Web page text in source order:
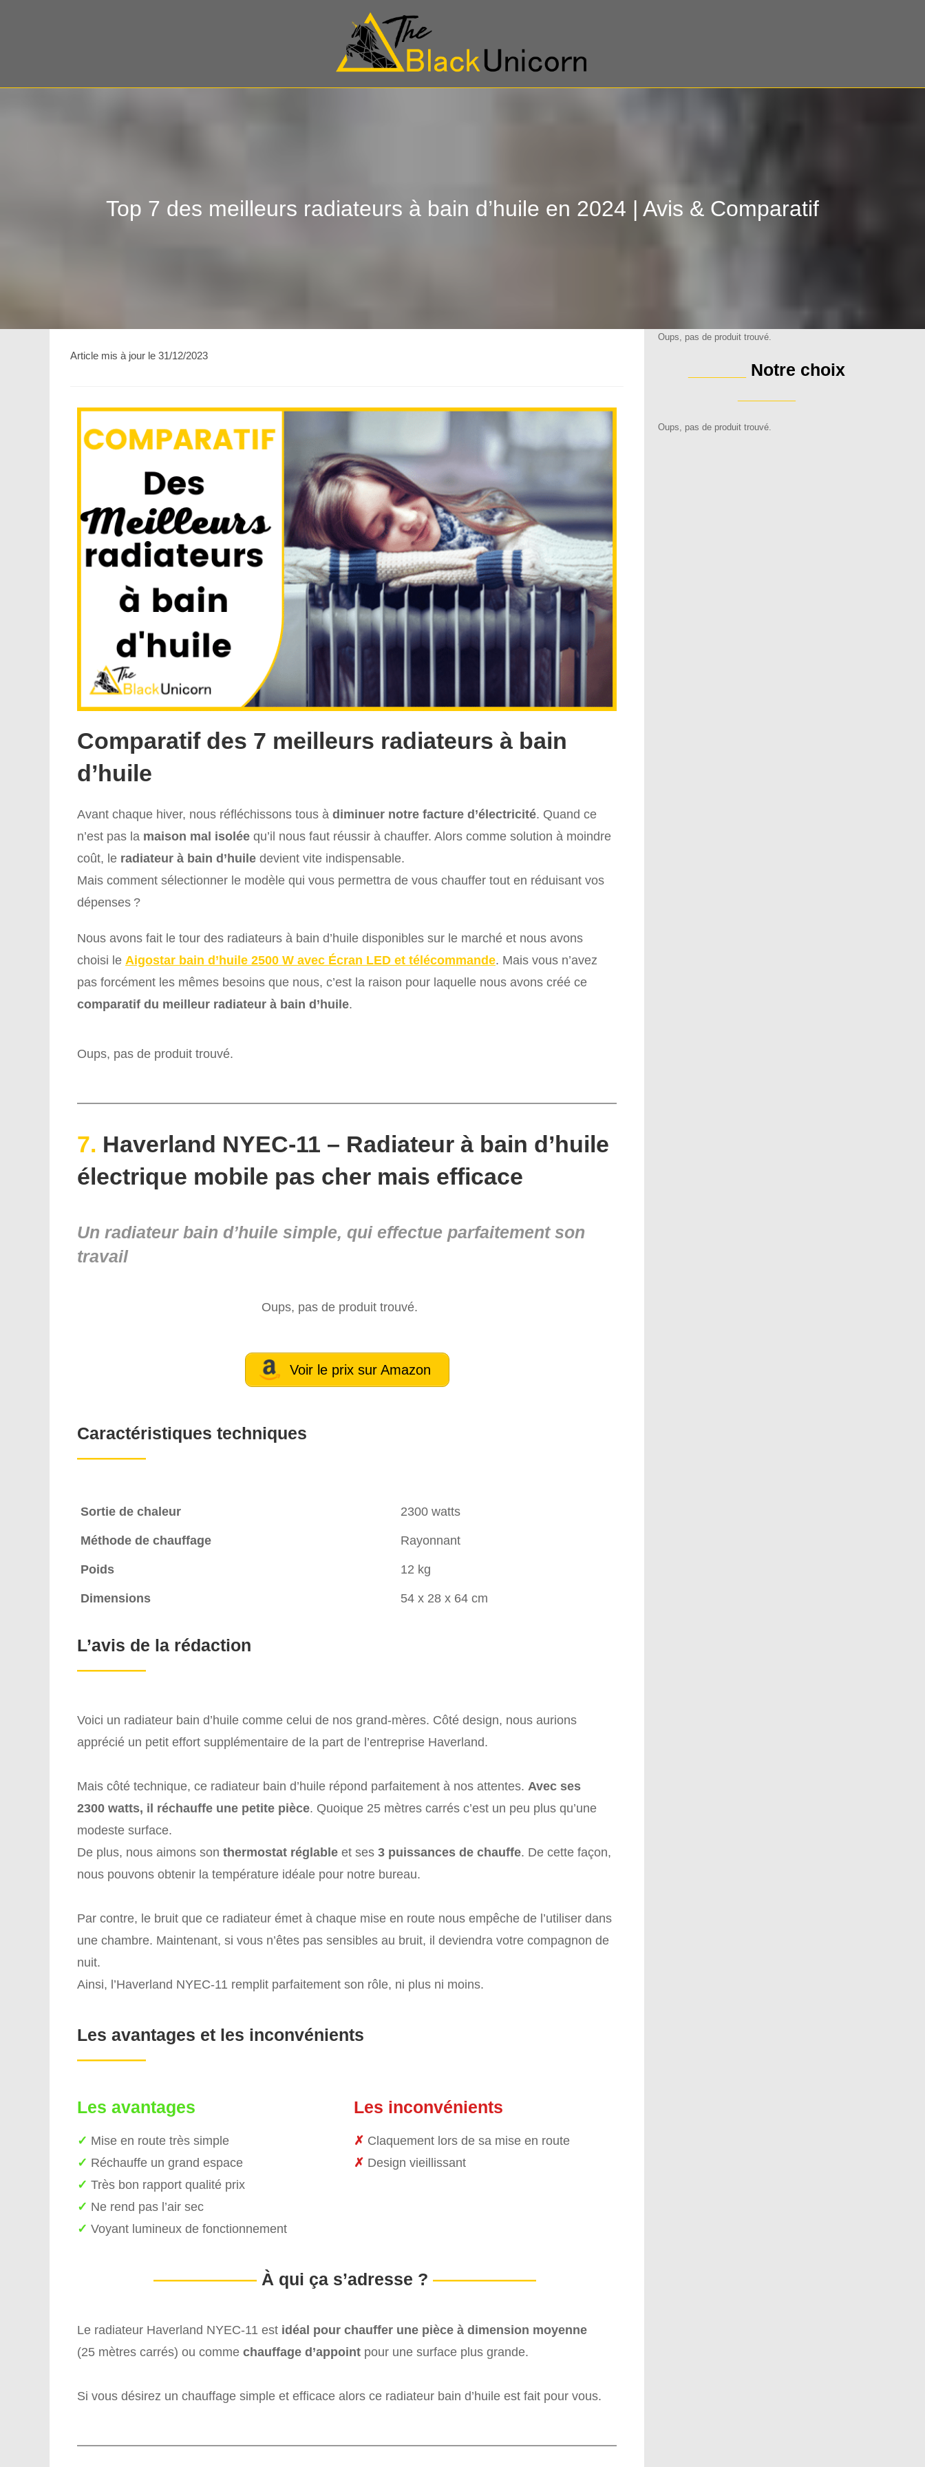
Top 7 des meilleurs radiateurs à bain d’huile en 2024 | Avis & Comparatif
Article mis à jour le 31/12/2023
Comparatif des 7 meilleurs radiateurs à bain
d’huile
Avant chaque hiver, nous réfléchissons tous à diminuer notre facture d’électricité. Quand ce
n’est pas la maison mal isolée qu’il nous faut réussir à chauffer. Alors comme solution à moindre
coût, le radiateur à bain d’huile devient vite indispensable.
Mais comment sélectionner le modèle qui vous permettra de vous chauffer tout en réduisant vos
dépenses ?
Nous avons fait le tour des radiateurs à bain d’huile disponibles sur le marché et nous avons
choisi le Aigostar bain d’huile 2500 W avec Écran LED et télécommande. Mais vous n’avez
pas forcément les mêmes besoins que nous, c’est la raison pour laquelle nous avons créé ce
comparatif du meilleur radiateur à bain d’huile.
Oups, pas de produit trouvé.
7. Haverland NYEC-11 – Radiateur à bain d’huile
électrique mobile pas cher mais efficace
Un radiateur bain d’huile simple, qui effectue parfaitement son
travail
Oups, pas de produit trouvé.
Voir le prix sur Amazon
Caractéristiques techniques
————
Sortie de chaleur 2300 watts
Méthode de chauffage Rayonnant
Poids 12 kg
Dimensions 54 x 28 x 64 cm
L’avis de la rédaction
————
Voici un radiateur bain d’huile comme celui de nos grand-mères. Côté design, nous aurions
apprécié un petit effort supplémentaire de la part de l’entreprise Haverland.
Mais côté technique, ce radiateur bain d’huile répond parfaitement à nos attentes. Avec ses
2300 watts, il réchauffe une petite pièce. Quoique 25 mètres carrés c’est un peu plus qu’une
modeste surface.
De plus, nous aimons son thermostat réglable et ses 3 puissances de chauffe. De cette façon,
nous pouvons obtenir la température idéale pour notre bureau.
Par contre, le bruit que ce radiateur émet à chaque mise en route nous empêche de l’utiliser dans
une chambre. Maintenant, si vous n’êtes pas sensibles au bruit, il deviendra votre compagnon de
nuit.
Ainsi, l’Haverland NYEC-11 remplit parfaitement son rôle, ni plus ni moins.
Les avantages et les inconvénients
————
Les avantages
✓ Mise en route très simple
✓ Réchauffe un grand espace
✓ Très bon rapport qualité prix
✓ Ne rend pas l’air sec
✓ Voyant lumineux de fonctionnement
Les inconvénients
✗ Claquement lors de sa mise en route
✗ Design vieillissant
——————À qui ça s’adresse ? ——————
Le radiateur Haverland NYEC-11 est idéal pour chauffer une pièce à dimension moyenne
(25 mètres carrés) ou comme chauffage d’appoint pour une surface plus grande.
Si vous désirez un chauffage simple et efficace alors ce radiateur bain d’huile est fait pour vous.
Oups, pas de produit trouvé.
Notre choix
Oups, pas de produit trouvé.